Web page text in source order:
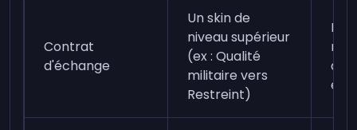
Contrat
d'échange
Un skin de
niveau supérieur
(ex : Qualité
militaire vers
Restreint)
Dix
de
et